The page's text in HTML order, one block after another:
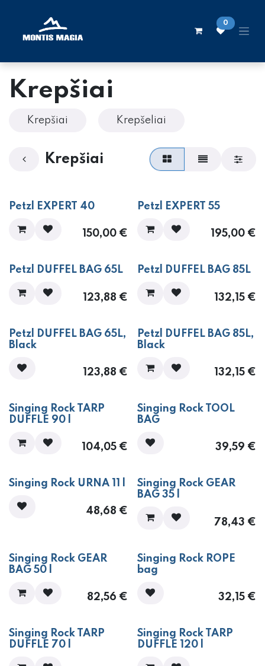
0
Krepšiai
Krepšiai Krepšeliai
Krepšiai
NAUJIENA!
Petzl EXPERT 40
150,00€ NAUJIENA!
Petzl EXPERT 55
195,00€
Petzl DUFFEL BAG 65L
123,88 €
Petzl DUFFEL BAG 85L
132,15€
Petzl DUFFEL BAG 65L,
Black
123,88 €
Petzl DUFFEL BAG 85L,
Black
132,15€
Singing Rock TARP
DUFFLE 90 l
104,05€
Singing Rock TOOL
BAG
39,59 €
Singing Rock URNA 11 l
48,68 €
Singing Rock GEAR
BAG 35 l
78,43 €
Singing Rock GEAR
BAG 50 l
82,56 €
Singing Rock ROPE
bag
32,15€
Singing Rock TARP
DUFFLE 70 l
Singing Rock TARP
DUFFLE 120 l